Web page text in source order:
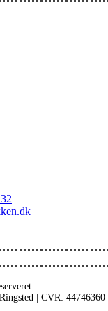
| CVR: 44746360